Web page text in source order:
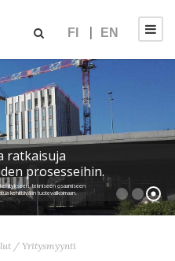
FI EN
tekniseen osaamiseen
kehittävään tuotevalikoimaan.
ratkaisuja
prosesseihin.
/ Yritysmyynti